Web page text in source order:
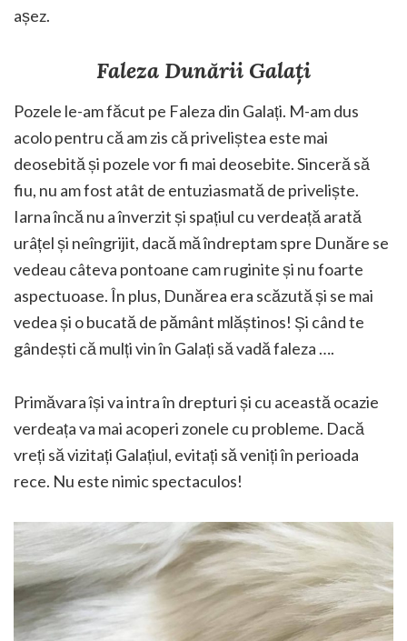
așez.
Faleza Dunării Galați
Pozele le-am făcut pe Faleza din Galați. M-am dus
acolo pentru că am zis că priveliștea este mai
deosebită și pozele vor fi mai deosebite. Sinceră să
fiu, nu am fost atât de entuziasmată de priveliște.
Iarna încă nu a înverzit și spațiul cu verdeață arată
urâțel și neîngrijit, dacă mă îndreptam spre Dunăre se
vedeau câteva pontoane cam ruginite și nu foarte
aspectuoase. În plus, Dunărea era scăzută și se mai
vedea și o bucată de pământ mlăștinos! Și când te
gândești că mulți vin în Galați să vadă faleza ….
Primăvara își va intra în drepturi și cu această ocazie
verdeața va mai acoperi zonele cu probleme. Dacă
vreți să vizitați Galațiul, evitați să veniți în perioada
rece. Nu este nimic spectaculos!